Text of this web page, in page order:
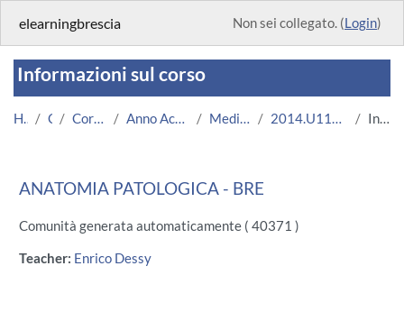
elearningbrescia Non sei collegato. (Login)
Informazioni sul corso
Home Corsi Corsi Istituzionali Anno Accademico 2014/2015 Medicina e Chirurgia 2014.U11687.08717-11.BRE.2597 Introduzione
ANATOMIA PATOLOGICA - BRE
Comunità generata automaticamente ( 40371 )
Teacher: Enrico Dessy